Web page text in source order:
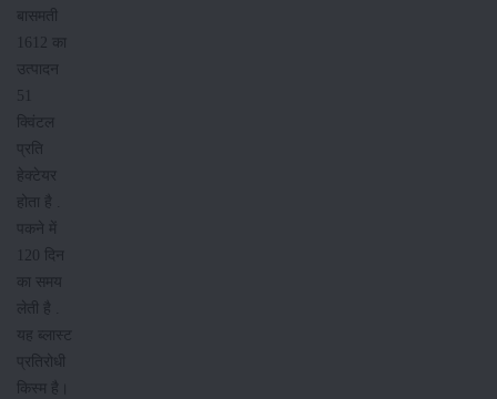
बासमती
1612 का
उत्पादन
51
क्विंटल
प्रति
हेक्टेयर
होता है .
पकने में
120 दिन
का समय
लेती है .
यह ब्लास्ट
प्रतिरोधी
किस्म है।